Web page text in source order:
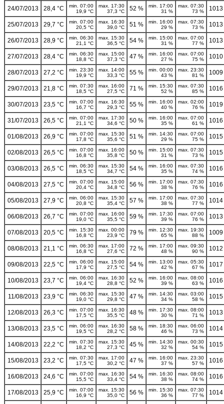
24/07/2013 28,4 °C
min. 07:00
19,9 °C
max. 17:30
37,3 °C
52 %
min. 17:00
31 %
max. 07:30
73 %
25/07/2013 29,7 °C
min. 07:00
20,5 °C
max. 16:30
39,0 °C
51 %
min. 16:00
29 %
max. 07:30
73 %
26/07/2013 28,9 °C
min. 06:30
21,1 °C
max. 15:30
36,5 °C
54 %
min. 15:00
31 %
max. 07:00
77 %
27/07/2013 28,4 °C
min. 06:30
18,8 °C
max. 15:00
37,3 °C
47 %
min. 16:00
27 %
max. 07:00
75 %
28/07/2013 27,2 °C
min. 23:30
19,9 °C
max. 14:00
33,3 °C
55 %
min. 00:00
43 %
max. 23:30
81 %
29/07/2013 21,8 °C
min. 07:30
18,5 °C
max. 16:00
27,5 °C
71 %
min. 15:30
52 %
max. 07:30
85 %
30/07/2013 23,5 °C
min. 07:00
16,7 °C
max. 16:30
29,3 °C
55 %
min. 16:00
40 %
max. 02:00
76 %
31/07/2013 26,5 °C
min. 07:00
21,1 °C
max. 17:30
34,6 °C
50 %
min. 16:00
35 %
max. 07:00
61 %
01/08/2013 26,9 °C
min. 07:00
17,8 °C
max. 15:30
35,6 °C
51 %
min. 14:30
29 %
max. 07:00
75 %
02/08/2013 26,5 °C
min. 07:00
16,8 °C
max. 16:00
35,8 °C
50 %
min. 15:00
31 %
max. 07:30
73 %
03/08/2013 26,5 °C
min. 06:30
18,5 °C
max. 15:30
34,7 °C
54 %
min. 16:00
35 %
max. 07:30
74 %
04/08/2013 27,5 °C
min. 07:00
20,4 °C
max. 15:00
34,8 °C
56 %
min. 17:00
38 %
max. 07:30
76 %
05/08/2013 27,9 °C
min. 06:00
20,8 °C
max. 15:30
35,4 °C
57 %
min. 17:00
38 %
max. 07:30
77 %
06/08/2013 26,7 °C
min. 07:00
19,0 °C
max. 16:00
35,5 °C
59 %
min. 17:30
39 %
max. 07:00
76 %
07/08/2013 20,5 °C
min. 15:30
16,8 °C
max. 00:00
23,9 °C
79 %
min. 12:30
65 %
max. 19:30
88 %
08/08/2013 21,1 °C
min. 06:30
16,8 °C
max. 17:00
27,6 °C
72 %
min. 17:00
48 %
max. 09:30
90 %
09/08/2013 22,5 °C
min. 06:00
17,9 °C
max. 15:00
27,5 °C
54 %
min. 13:00
42 %
max. 05:30
67 %
10/08/2013 23,7 °C
min. 06:00
19,4 °C
max. 16:30
28,8 °C
52 %
min. 16:00
39 %
max. 08:00
63 %
11/08/2013 23,9 °C
min. 06:30
19,0 °C
max. 15:30
29,8 °C
47 %
min. 14:30
34 %
max. 03:00
58 %
12/08/2013 26,3 °C
min. 07:00
17,5 °C
max. 16:30
35,5 °C
48 %
min. 17:30
30 %
max. 08:00
71 %
13/08/2013 23,5 °C
min. 06:00
19,5 °C
max. 16:30
28,2 °C
58 %
min. 18:30
46 %
max. 06:00
73 %
14/08/2013 22,2 °C
min. 07:30
18,2 °C
max. 15:30
27,3 °C
45 %
min. 14:30
32 %
max. 00:30
54 %
15/08/2013 23,2 °C
min. 07:30
17,5 °C
max. 17:00
30,2 °C
47 %
min. 16:00
37 %
max. 23:30
57 %
16/08/2013 24,6 °C
min. 07:00
15,5 °C
max. 16:30
33,4 °C
54 %
min. 16:30
38 %
max. 08:00
74 %
17/08/2013 25,9 °C
min. 07:00
16,9 °C
max. 15:30
35,0 °C
56 %
min. 15:30
36 %
max. 07:30
77 %